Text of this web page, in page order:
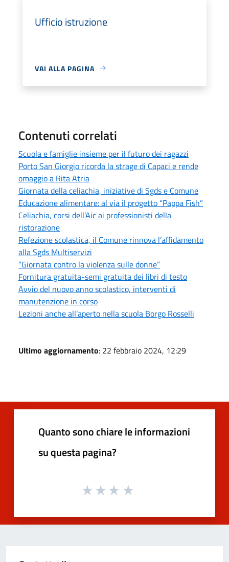
Ufficio istruzione
VAI ALLA PAGINA
Contenuti correlati
Scuola e famiglie insieme per il futuro dei ragazzi
Porto San Giorgio ricorda la strage di Capaci e rende
omaggio a Rita Atria
Giornata della celiachia, iniziative di Sgds e Comune
Educazione alimentare: al via il progetto “Pappa Fish”
Celiachia, corsi dell’Aic ai professionisti della
ristorazione
Refezione scolastica, il Comune rinnova l’affidamento
alla Sgds Multiservizi
“Giornata contro la violenza sulle donne”
Fornitura gratuita-semi gratuita dei libri di testo
Avvio del nuovo anno scolastico, interventi di
manutenzione in corso
Lezioni anche all’aperto nella scuola Borgo Rosselli
Ultimo aggiornamento: 22 febbraio 2024, 12:29
Quanto sono chiare le informazioni
su questa pagina?